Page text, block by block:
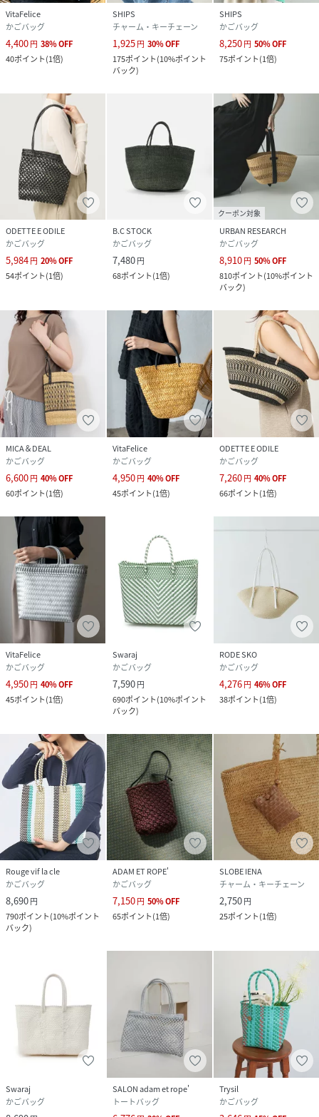
サイズ
品番
RW9273_31520261062
31520261062-80-3B RW9273)
VitaFelice
かごバッグ
4,400円 38%OFF
40ポイント(1倍)
SHIPS
チャーム・キーチェーン
1,925円 30%OFF
175ポイント(10%ポイント
バック)
SHIPS
かごバッグ
8,250円 50%OFF
75ポイント(1倍)
ODETTE E ODILE
かごバッグ
5,984円 20%OFF
54ポイント(1倍)
B.C STOCK
かごバッグ
7,480円
68ポイント(1倍)
クーポン対象
URBAN RESEARCH
かごバッグ
8,910円 50%OFF
810ポイント(10%ポイント
バック)
MICA＆DEAL
かごバッグ
6,600円 40%OFF
60ポイント(1倍)
VitaFelice
かごバッグ
4,950円 40%OFF
45ポイント(1倍)
ODETTE E ODILE
かごバッグ
7,260円 40%OFF
66ポイント(1倍)
VitaFelice
かごバッグ
4,950円 40%OFF
45ポイント(1倍)
Swaraj
かごバッグ
7,590円
690ポイント(10%ポイント
バック)
RODE SKO
かごバッグ
4,276円 46%OFF
38ポイント(1倍)
Rouge vif la cle
かごバッグ
8,690円
790ポイント(10%ポイント
バック)
ADAM ET ROPE'
かごバッグ
7,150円 50%OFF
65ポイント(1倍)
SLOBE IENA
チャーム・キーチェーン
2,750円
25ポイント(1倍)
Swaraj
かごバッグ
SALON adam et rope'
トートバッグ
Trysil
かごバッグ